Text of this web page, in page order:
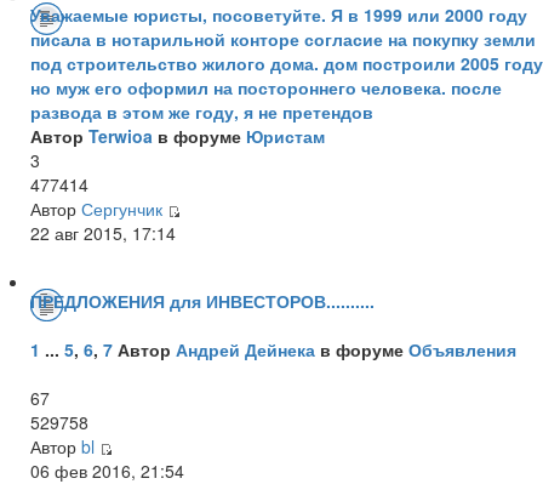
Уважаемые юристы, посоветуйте. Я в 1999 или 2000 году
писала в нотарильной конторе согласие на покупку земли
под строительство жилого дома. дом построили 2005
но муж его оформил на постороннего человека. после
развода в этом же году, я не претендов
Автор Terwioa в форуме Юристам
3
477414
Автор Сергунчик
22 авг 2015, 17:14
ПРЕДЛОЖЕНИЯ для ИНВЕСТОРОВ..........
1 ... 5, 6, 7 Автор Андрей Дейнека в форуме Объявления
67
529758
Автор bl
06 фев 2016, 21:54